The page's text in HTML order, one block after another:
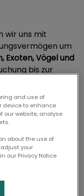
wir uns mit
um
Exoten, Vögel und
bis zur
bieten wir
für jedes Tier
neugieriges
– bei uns ist
exotische Vögel
kompetent und
großen Wert
and use of
device to enhance
our website, analyse
about the use of
your
our Privacy Notice